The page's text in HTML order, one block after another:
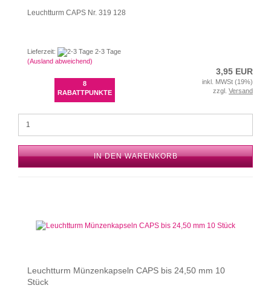
Leuchtturm CAPS Nr. 319 128
Lieferzeit:
2-3 Tage
(Ausland abweichend)
8
RABATTPUNKTE
3,95 EUR
inkl. MWSt (19%)
zzgl. Versand
IN DEN WARENKORB
Leuchtturm Münzenkapseln CAPS bis 24,50 mm 10
Stück